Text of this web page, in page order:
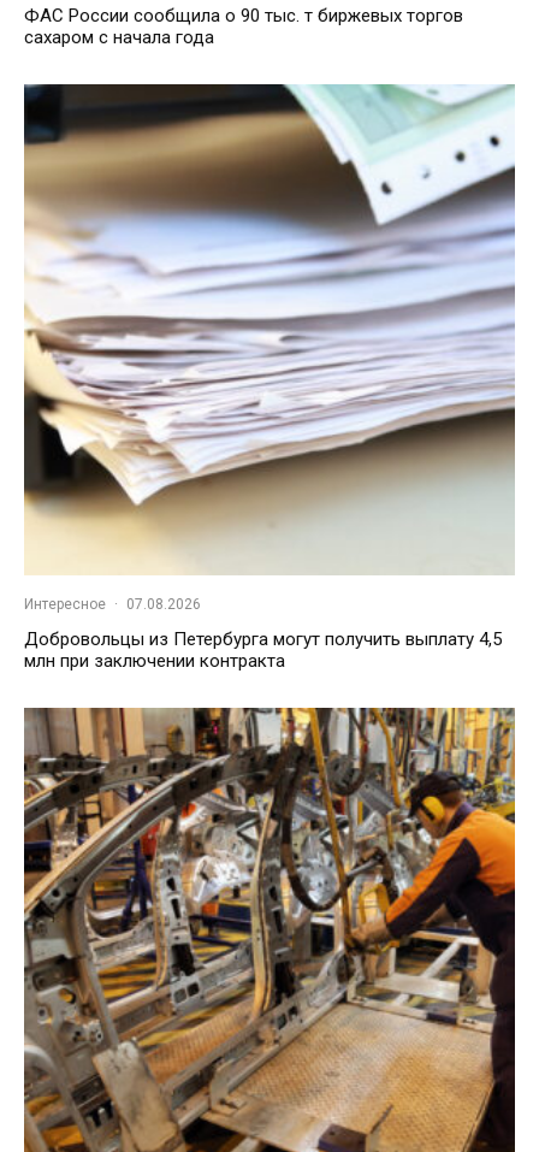
ФАС России сообщила о 90 тыс. т биржевых торгов
сахаром с начала года
Интересное · 07.08.2026
Добровольцы из Петербурга могут получить выплату 4,5
млн при заключении контракта